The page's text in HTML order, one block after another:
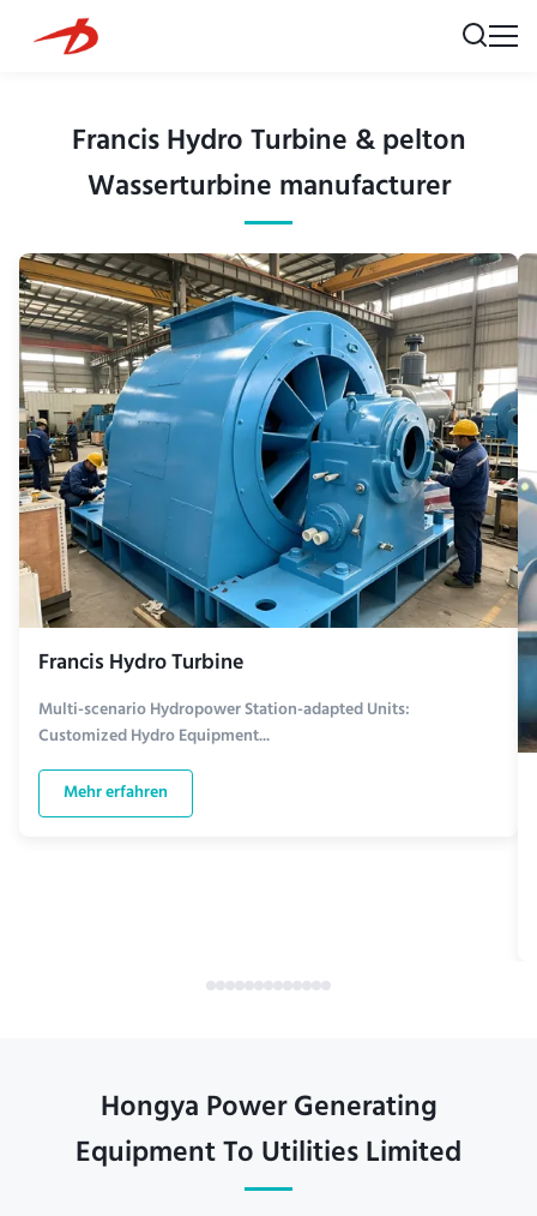
Francis Hydro Turbine & pelton
Wasserturbine manufacturer
Francis Hydro Turbine
Multi-scenario Hydropower Station-adapted Units:
Customized Hydro Equipment...
Mehr erfahren
Hongya Power Generating
Equipment To Utilities Limited